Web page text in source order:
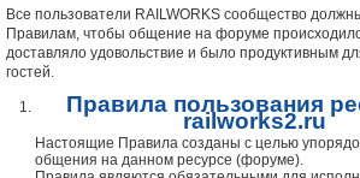
Все пользователи RAILWORKS сообщество
Правилам, чтобы общение на форуме
доставляло удовольствие и было продуктивным
гостей.
Правила пользования
railworks2.ru
Настоящие Правила созданы с целью
общения на данном ресурсе (форуме).